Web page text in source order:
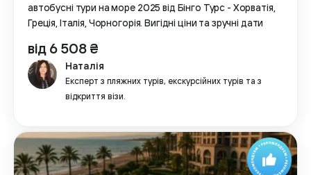
автобусні тури на море 2025 від Бінго Турс - Хорватія,
Греція, Італія, Чорногорія. Вигідні ціни та зручні дати
від 6 508 ₴
Наталія
Експерт з пляжних турів, екскурсійних турів та з
відкриття візи.